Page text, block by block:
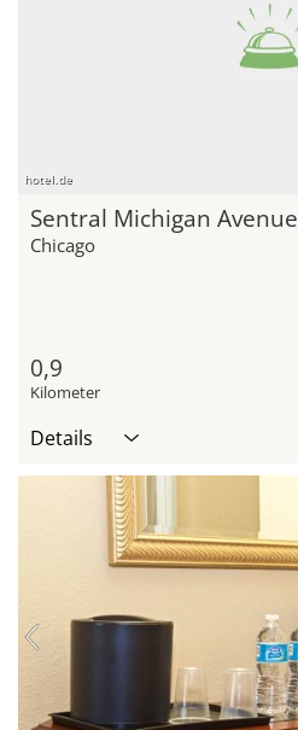
hotel.de
Sentral Michigan Avenue
Chicago
0,9
Kilometer
Details